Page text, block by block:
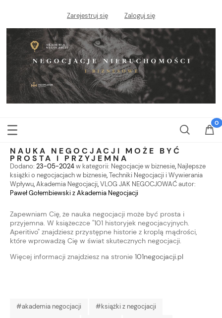
Zarejestruj się Zaloguj się
NAUKA NEGOCJACJI MOŻE BYĆ
PROSTA I PRZYJEMNA
Dodano: 23-05-2024w kategorii: Negocjacje w biznesie, Najlepsze
książki o negocjacjach w biznesie,Techniki Negocjacji i Wywierania
Wpływu,Akademia Negocjacji,VLOG JAK NEGOCJOWAĆautor:
Paweł Gołembiewski z Akademia Negocjacji
Zapewniam Cię, że nauka negocjacji może być prosta i
przyjemna. W książeczce "101 historyjek negocjacyjnych.
Aperitivo" znajdziesz przystępne historie z kroplą mądrości,
które wprowadzą Cię w świat skutecznych negocjacji.
Więcej informacji znajdziesz na stronie 101negocjacji.pl
#akademia negocjacji
#książki z negocjacji